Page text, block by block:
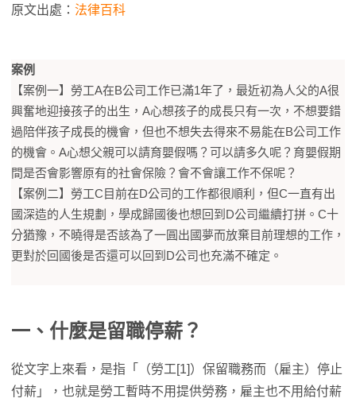
原文出處： 法律百科
案例
【案例一】勞工A在B公司工作已滿1年了，最近初為人父的A很
興奮地迎接孩子的出生，A心想孩子的成長只有一次，不想要錯
過陪伴孩子成長的機會，但也不想失去得來不易能在B公司工作
的機會。A心想父親可以請育嬰假嗎？可以請多久呢？育嬰假期
間是否會影響原有的社會保險？會不會讓工作不保呢？
【案例二】勞工C目前在D公司的工作都很順利，但C一直有出
國深造的人生規劃，學成歸國後也想回到D公司繼續打拼。C十
分猶豫，不曉得是否該為了一圓出國夢而放棄目前理想的工作，
更對於回國後是否還可以回到D公司也充滿不確定。
一、什麼是留職停薪？
從文字上來看，是指「（勞工[1]）保留職務而（雇主）停止
付薪」，也就是勞工暫時不用提供勞務，雇主也不用給付薪